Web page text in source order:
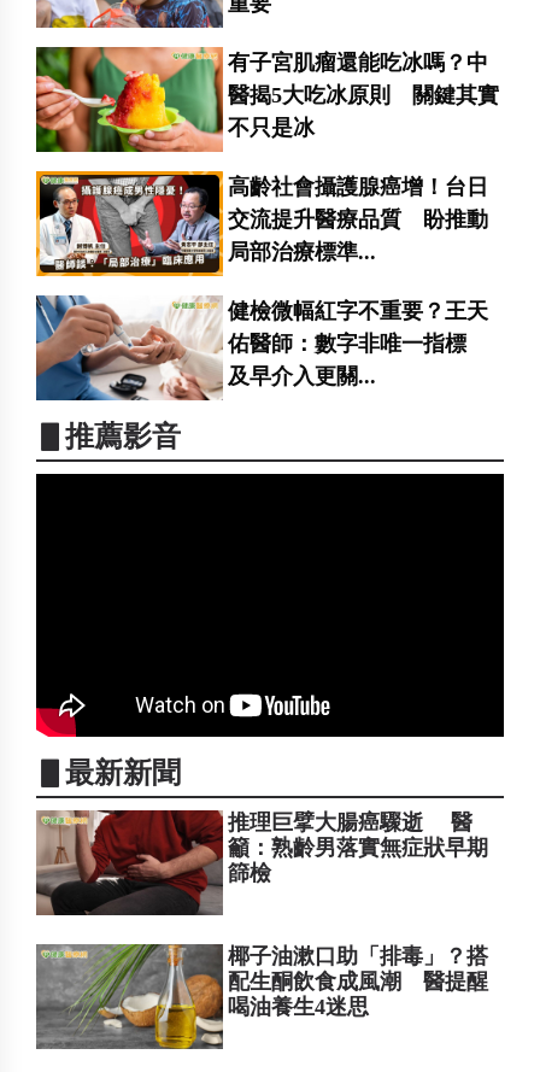
有子宮肌瘤還能吃冰嗎？中
醫揭5大吃冰原則 關鍵其實
不只是冰
高齡社會攝護腺癌增！台日
交流提升醫療品質 盼推動
局部治療標準...
健檢微幅紅字不重要？王天
佑醫師：數字非唯一指標
及早介入更關...
▋推薦影音
▋最新新聞
推理巨擘大腸癌驟逝 醫
籲：熟齡男落實無症狀早期
篩檢
椰子油漱口助「排毒」？搭
配生酮飲食成風潮 醫提醒
喝油養生4迷思